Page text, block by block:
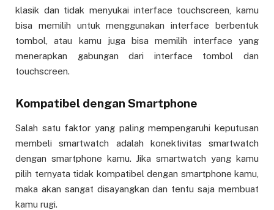
klasik dan tidak menyukai interface touchscreen, kamu
bisa memilih untuk menggunakan interface berbentuk
tombol, atau kamu juga bisa memilih interface yang
menerapkan gabungan dari interface tombol dan
touchscreen.
Kompatibel dengan Smartphone
Salah satu faktor yang paling mempengaruhi keputusan
membeli smartwatch adalah konektivitas smartwatch
dengan smartphone kamu. Jika smartwatch yang kamu
pilih ternyata tidak kompatibel dengan smartphone kamu,
maka akan sangat disayangkan dan tentu saja membuat
kamu rugi.